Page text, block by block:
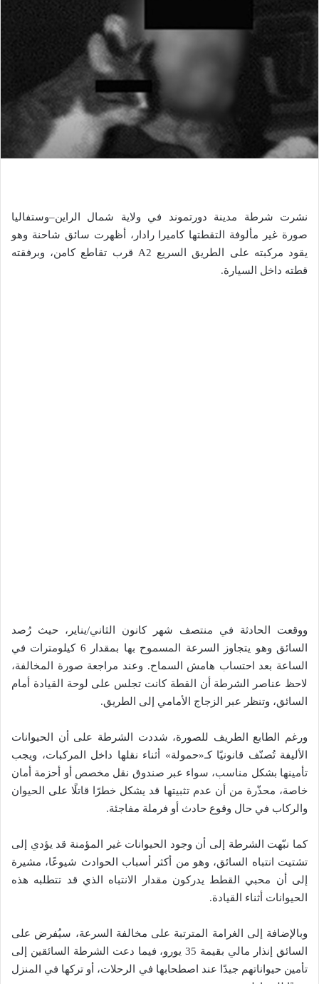
نشرت شرطة مدينة دورتموند في ولاية شمال الراين–وستفاليا
صورة غير مألوفة التقطتها كاميرا رادار، أظهرت سائق شاحنة وهو
يقود مركبته على الطريق السريع A2 قرب تقاطع كامن، وبرفقته
قطته داخل السيارة.
ووقعت الحادثة في منتصف شهر كانون الثاني/يناير، حيث رُصد
السائق وهو يتجاوز السرعة المسموح بها بمقدار 6 كيلومترات في
الساعة بعد احتساب هامش السماح. وعند مراجعة صورة المخالفة،
لاحظ عناصر الشرطة أن القطة كانت تجلس على لوحة القيادة أمام
السائق، وتنظر عبر الزجاج الأمامي إلى الطريق.
ورغم الطابع الطريف للصورة، شددت الشرطة على أن الحيوانات
الأليفة تُصنّف قانونيًا كـ«حمولة» أثناء نقلها داخل المركبات، ويجب
تأمينها بشكل مناسب، سواء عبر صندوق نقل مخصص أو أحزمة أمان
خاصة، محذّرة من أن عدم تثبيتها قد يشكل خطرًا قاتلًا على الحيوان
والركاب في حال وقوع حادث أو فرملة مفاجئة.
كما نبّهت الشرطة إلى أن وجود الحيوانات غير المؤمنة قد يؤدي إلى
تشتيت انتباه السائق، وهو من أكثر أسباب الحوادث شيوعًا، مشيرة
إلى أن محبي القطط يدركون مقدار الانتباه الذي قد تتطلبه هذه
الحيوانات أثناء القيادة.
وبالإضافة إلى الغرامة المترتبة على مخالفة السرعة، سيُفرض على
السائق إنذار مالي بقيمة 35 يورو، فيما دعت الشرطة السائقين إلى
تأمين حيواناتهم جيدًا عند اصطحابها في الرحلات، أو تركها في المنزل